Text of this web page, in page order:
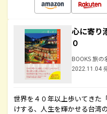
心に寄り
０
BOOKS 旅の
2022.11.04
世界を４０年以上歩いてきた
けする、人生を輝かせる台湾